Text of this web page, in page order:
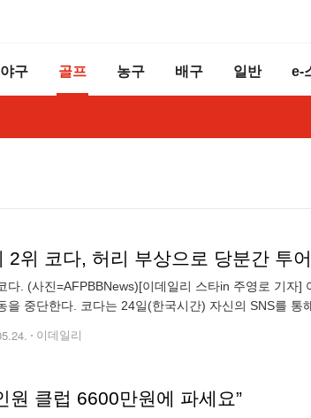
구 골프 농구 배구 일반 e-
2위 코다, 허리 부상으로 당분간 투
다. (사진=AFPBBNews)[이데일리 스타in 주영로 기자
을 중단한다. 코다는 24일(한국시간) 자신의 SNS를 통
이데일리
원 클럽 6600만원에 파세요”